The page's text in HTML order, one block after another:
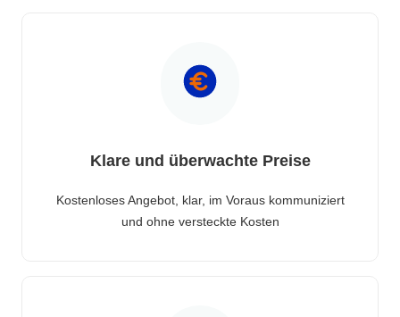
Klare und überwachte Preise
Kostenloses Angebot, klar, im Voraus kommuniziert
und ohne versteckte Kosten